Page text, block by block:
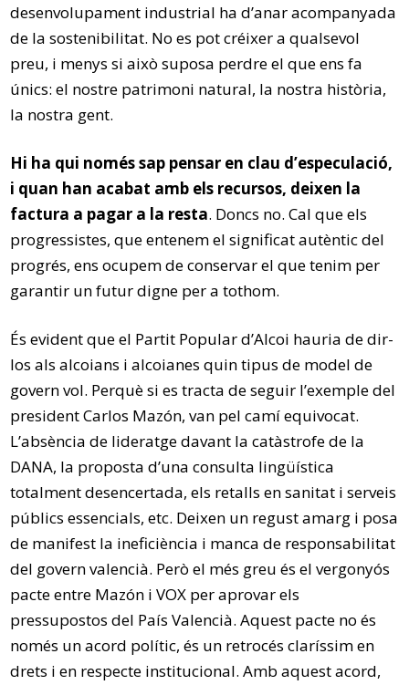
desenvolupament industrial ha d’anar acompanyada
de la sostenibilitat. No es pot créixer a qualsevol
preu, i menys si això suposa perdre el que ens fa
únics: el nostre patrimoni natural, la nostra història,
la nostra gent.
Hi ha qui només sap pensar en clau d’especulació,
i quan han acabat amb els recursos, deixen la
factura a pagar a la resta. Doncs no. Cal que els
progressistes, que entenem el significat autèntic del
progrés, ens ocupem de conservar el que tenim per
garantir un futur digne per a tothom.
És evident que el Partit Popular d’Alcoi hauria de dir-
los als alcoians i alcoianes quin tipus de model de
govern vol. Perquè si es tracta de seguir l’exemple del
president Carlos Mazón, van pel camí equivocat.
L’absència de lideratge davant la catàstrofe de la
DANA, la proposta d’una consulta lingüística
totalment desencertada, els retalls en sanitat i serveis
públics essencials, etc. Deixen un regust amarg i posa
de manifest la ineficiència i manca de responsabilitat
del govern valencià. Però el més greu és el vergonyós
pacte entre Mazón i VOX per aprovar els
pressupostos del País Valencià. Aquest pacte no és
només un acord polític, és un retrocés claríssim en
drets i en respecte institucional. Amb aquest acord,